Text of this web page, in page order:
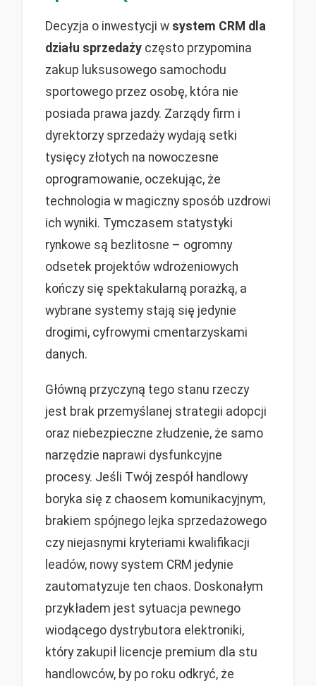
Decyzja o inwestycji w system CRM dla
działu sprzedaży często przypomina
zakup luksusowego samochodu
sportowego przez osobę, która nie
posiada prawa jazdy. Zarządy firm i
dyrektorzy sprzedaży wydają setki
tysięcy złotych na nowoczesne
oprogramowanie, oczekując, że
technologia w magiczny sposób uzdrowi
ich wyniki. Tymczasem statystyki
rynkowe są bezlitosne – ogromny
odsetek projektów wdrożeniowych
kończy się spektakularną porażką, a
wybrane systemy stają się jedynie
drogimi, cyfrowymi cmentarzyskami
danych.
Główną przyczyną tego stanu rzeczy
jest brak przemyślanej strategii adopcji
oraz niebezpieczne złudzenie, że samo
narzędzie naprawi dysfunkcyjne
procesy. Jeśli Twój zespół handlowy
boryka się z chaosem komunikacyjnym,
brakiem spójnego lejka sprzedażowego
czy niejasnymi kryteriami kwalifikacji
leadów, nowy system CRM jedynie
zautomatyzuje ten chaos. Doskonałym
przykładem jest sytuacja pewnego
wiodącego dystrybutora elektroniki,
który zakupił licencje premium dla stu
handlowców, by po roku odkryć, że